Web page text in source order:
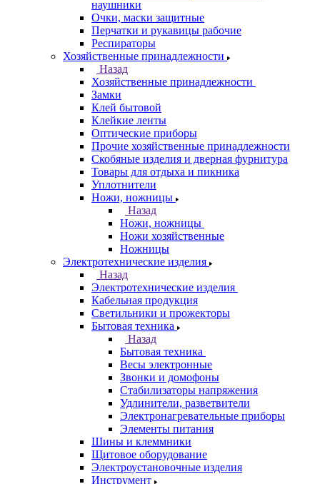
наушники
Очки, маски защитные
Перчатки и рукавицы рабочие
Респираторы
Хозяйственные принадлежности
Назад
Хозяйственные принадлежности
Замки
Клей бытовой
Клейкие ленты
Оптические приборы
Прочие хозяйственные принадлежности
Скобяные изделия и дверная фурнитура
Товары для отдыха и пикника
Уплотнители
Ножи, ножницы
Назад
Ножи, ножницы
Ножи хозяйственные
Ножницы
Электротехнические изделия
Назад
Электротехнические изделия
Кабельная продукция
Светильники и прожекторы
Бытовая техника
Назад
Бытовая техника
Весы электронные
Звонки и домофоны
Стабилизаторы напряжения
Удлинители, разветвители
Электронагревательные приборы
Элементы питания
Шины и клеммники
Щитовое оборудование
Электроустановочные изделия
Инструмент